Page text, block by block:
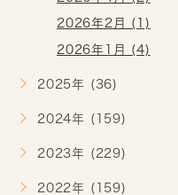
2026年2月 (1)
2026年1月 (4)
2025年 (36)
2024年 (159)
2023年 (229)
2022年 (159)